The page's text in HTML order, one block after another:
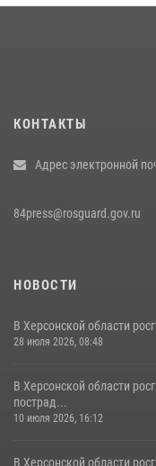
КОНТАКТЫ
Адрес электронной
84press@rosguard.gov.ru
НОВОСТИ
В Херсонской области
28 июля 2026, 08:48
В Херсонской области
пострад...
10 июля 2026, 16:12
В Херсонской области